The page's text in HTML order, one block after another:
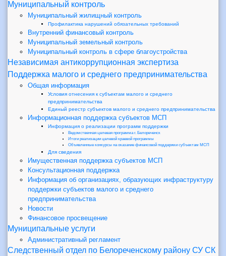
Муниципальный контроль
Муниципальный жилищный контроль
Профилактика нарушений обязательных требований
Внутренний финансовый контроль
Муниципальный земельный контроль
Муниципальный контроль в сфере благоустройства
Независимая антикоррупционная экспертиза
Поддержка малого и среднего предпринимательства
Общая информация
Условия отнесения к субъектам малого и среднего
предпринимательства
Единый реестр субъектов малого и среднего предпринимательства
Информационная поддержка субъектов МСП
Информация о реализации программ поддержки
Ведомственная целевая программа г. Белореченск
Итоги реализации целевой краевой программы
Объявленные конкурсы на оказание финансовой поддержки субъектам МСП
Для сведения
Имущественная поддержка субъектов МСП
Консультационная поддержка
Информация об организациях, образующих инфраструктуру
поддержки субъектов малого и среднего
предпринимательства
Новости
Финансовое просвещение
Муниципальные услуги
Административный регламент
Следственный отдел по Белореченскому району СУ СК